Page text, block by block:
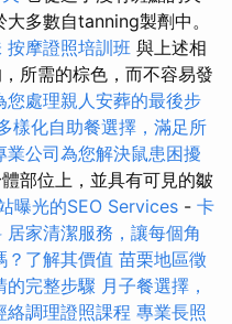
多數自tanning製劑中。
按摩證照培訓班 與上述相
所需的棕色，而不容易發
您處理親人安葬的最後步
樣化自助餐選擇，滿足所
業公司為您解決鼠患困擾
部位上，並具有可見的皺
曝光的SEO Services - 卡
居家清潔服務，讓每個角
？了解其價值 苗栗地區徵
的完整步驟 月子餐選擇，
絡調理證照課程 專業長照